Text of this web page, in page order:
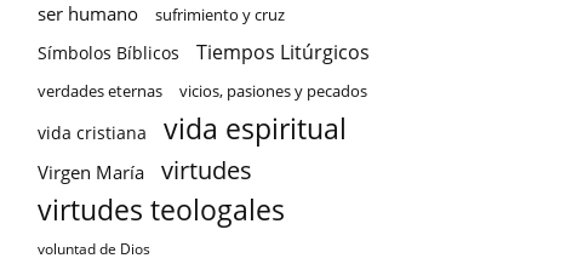
ser humano sufrimiento y cruz
Símbolos Bíblicos Tiempos Litúrgicos
verdades eternas vicios, pasiones y pecados
vida cristiana vida espiritual
Virgen María virtudes
virtudes teologales
voluntad de Dios